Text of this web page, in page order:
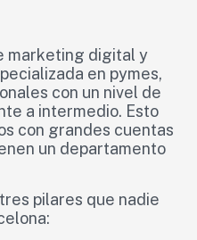
marketing digital y
en pymes,
con un nivel de
a intermedio. Esto
con grandes cuentas
un departamento
pilares que nadie